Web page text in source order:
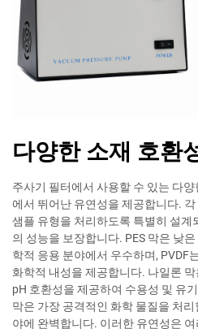
다양한 소재 호환
주사기 필터에서 사용할 수 있는 다
에서 뛰어난 유연성을 제공합니다.
샘플 유형을 처리하도록 특별히 설계
의 성능을 보장합니다. PES 막은 낮
학적 응용 분야에서 우수하며, PVDF
화학적 내성을 제공합니다. 나일론
pH 호환성을 제공하여 수용성 및 유
막은 가장 공격적인 화학 물질을 처
야에 완벽합니다. 이러한 유연성은